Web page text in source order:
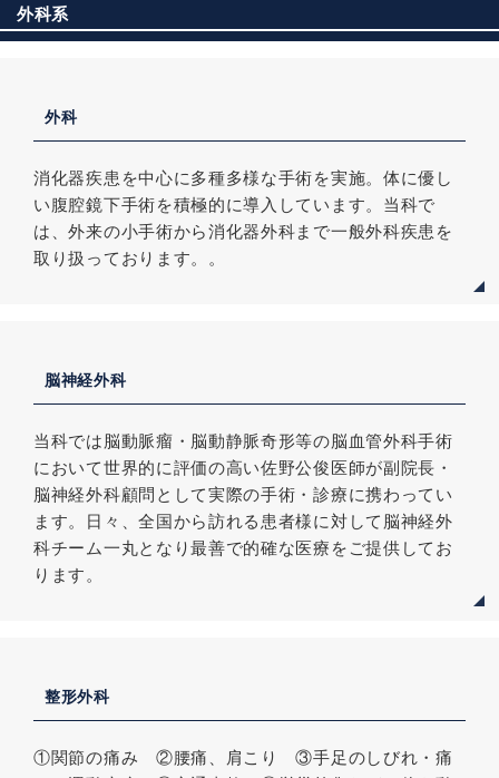
外科系
外科
消化器疾患を中心に多種多様な手術を実施。体に優し
い腹腔鏡下手術を積極的に導入しています。当科で
は、外来の小手術から消化器外科まで一般外科疾患を
取り扱っております。。
脳神経外科
当科では脳動脈瘤・脳動静脈奇形等の脳血管外科手術
において世界的に評価の高い佐野公俊医師が副院長・
脳神経外科顧問として実際の手術・診療に携わってい
ます。日々、全国から訪れる患者様に対して脳神経外
科チーム一丸となり最善で的確な医療をご提供してお
ります。
整形外科
①関節の痛み ②腰痛、肩こり ③手足のしびれ・痛